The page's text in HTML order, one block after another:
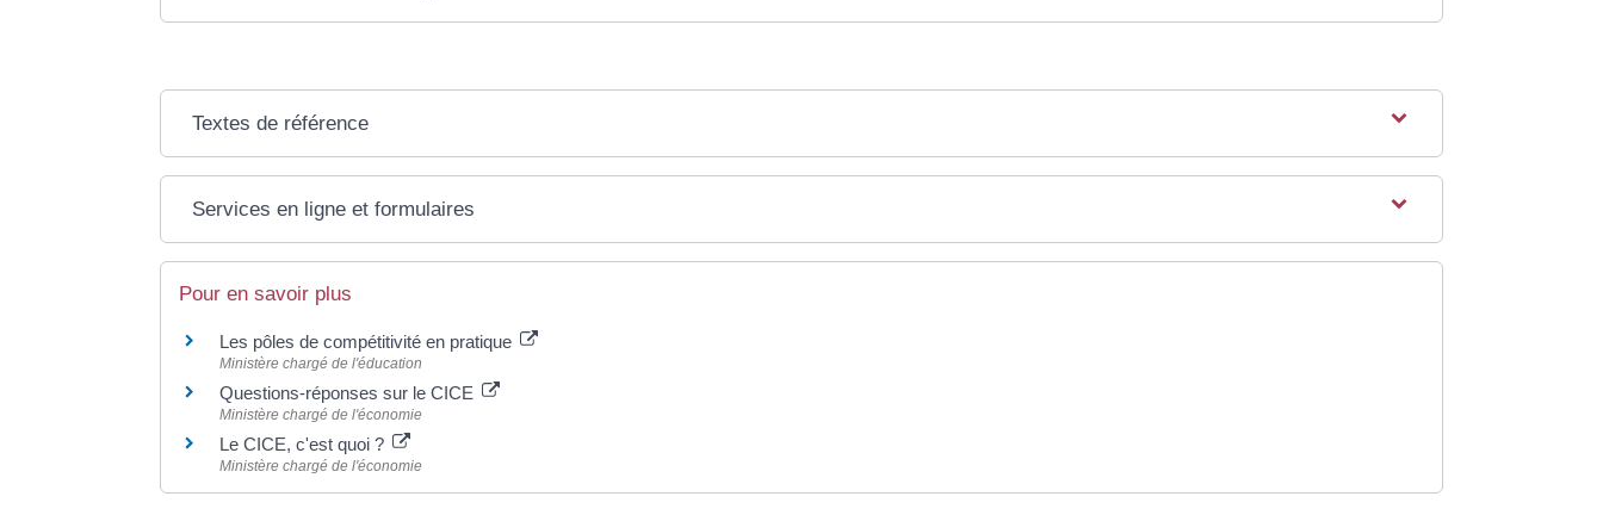
Textes de référence
Services en ligne et formulaires
Pour en savoir plus
Les pôles de compétitivité en pratique
Ministère chargé de l'éducation
Questions-réponses sur le CICE
Ministère chargé de l'économie
Le CICE, c'est quoi ?
Ministère chargé de l'économie